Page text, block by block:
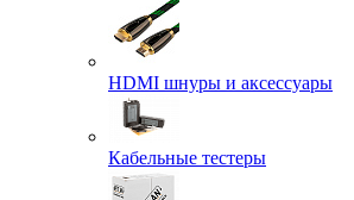
HDMI шнуры и аксессуары
Кабельные тестеры